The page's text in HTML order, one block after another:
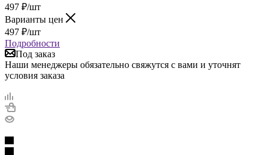
497 ₽/шт
Варианты цен
497 ₽/шт
Подробности
Под заказ
Наши менеджеры обязательно свяжутся с вами и уточнят
условия заказа